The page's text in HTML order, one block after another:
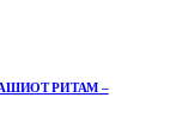
РИТАМ –